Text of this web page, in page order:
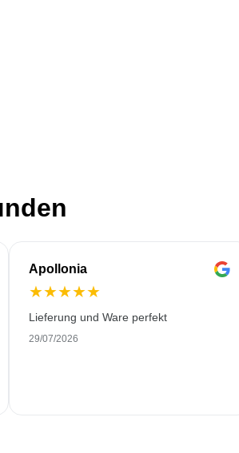
Apollonia
★★★★★
Lieferung und Ware perfekt
29/07/2026